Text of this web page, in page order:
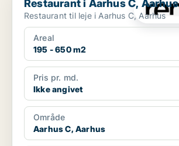
Restaurant i Aarhus C, Aarhus
Restaurant til leje i Aarhus C, Aarhus
Areal
195 - 650 m2
Pris pr. md.
Ikke angivet
Område
Aarhus C, Aarhus